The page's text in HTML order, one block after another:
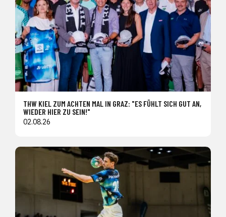
THW KIEL ZUM ACHTEN MAL IN GRAZ: "ES FÜHLT SICH GUT AN,
WIEDER HIER ZU SEIN!"
02.08.26